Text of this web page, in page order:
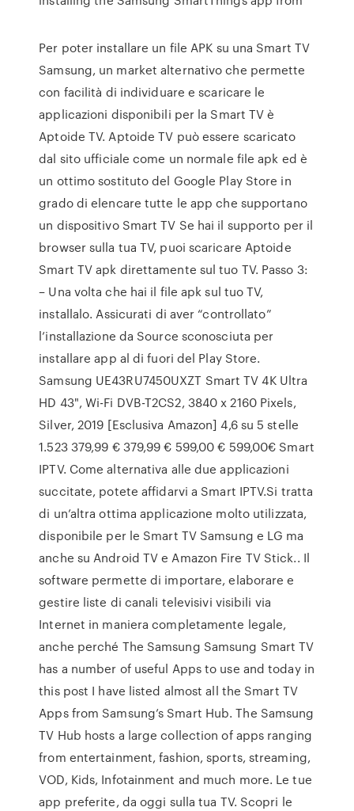
Per poter installare un file APK su una Smart TV
Samsung, un market alternativo che permette
con facilità di individuare e scaricare le
applicazioni disponibili per la Smart TV è
Aptoide TV. Aptoide TV può essere scaricato
dal sito ufficiale come un normale file apk ed è
un ottimo sostituto del Google Play Store in
grado di elencare tutte le app che supportano
un dispositivo Smart TV Se hai il supporto per il
browser sulla tua TV, puoi scaricare Aptoide
Smart TV apk direttamente sul tuo TV. Passo 3:
– Una volta che hai il file apk sul tuo TV,
installalo. Assicurati di aver “controllato”
l’installazione da Source sconosciuta per
installare app al di fuori del Play Store.
Samsung UE43RU7450UXZT Smart TV 4K Ultra
HD 43", Wi-Fi DVB-T2CS2, 3840 x 2160 Pixels,
Silver, 2019 [Esclusiva Amazon] 4,6 su 5 stelle
1.523 379,99 € 379,99 € 599,00 € 599,00€ Smart
IPTV. Come alternativa alle due applicazioni
succitate, potete affidarvi a Smart IPTV.Si tratta
di un’altra ottima applicazione molto utilizzata,
disponibile per le Smart TV Samsung e LG ma
anche su Android TV e Amazon Fire TV Stick.. Il
software permette di importare, elaborare e
gestire liste di canali televisivi visibili via
Internet in maniera completamente legale,
anche perché The Samsung Samsung Smart TV
has a number of useful Apps to use and today in
this post I have listed almost all the Smart TV
Apps from Samsung’s Smart Hub. The Samsung
TV Hub hosts a large collection of apps ranging
from entertainment, fashion, sports, streaming,
VOD, Kids, Infotainment and much more. Le tue
app preferite, da oggi sulla tua TV. Scopri le